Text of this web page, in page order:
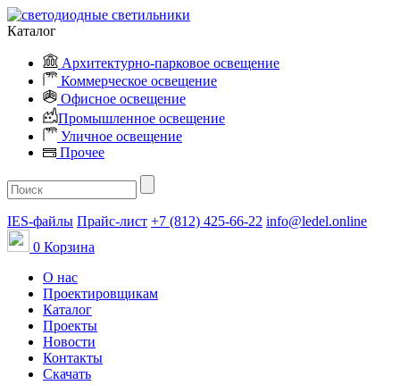
Каталог
Архитектурно-парковое освещение
Коммерческое освещение
Офисное освещение
Промышленное освещение
Уличное освещение
Прочее
IES-файлы Прайс-лист +7 (812) 425-66-22 info@ledel.online
0 Корзина
О нас
Проектировщикам
Каталог
Проекты
Новости
Контакты
Скачать